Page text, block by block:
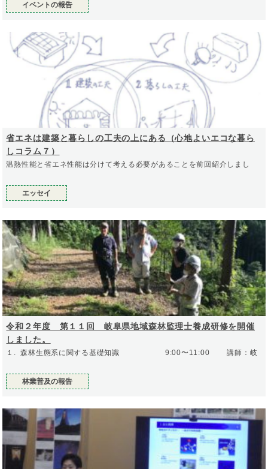
イベントの報告
省エネは建築と暮らしの工夫の上にある（心地よいエコな暮ら
しコラム７）
温熱性能と省エネ性能は分けて考える必要があることを前回紹介しまし
エッセイ
令和２年度 第１１回 岐阜県地域森林監理士養成研修を開催
しました。
１. 森林生態系に関する基礎知識 9:00〜11:00 講師：岐
林業普及の報告